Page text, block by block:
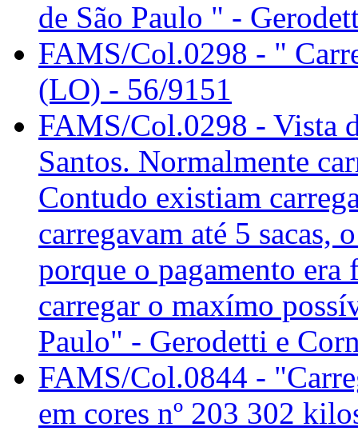
de São Paulo " -
FAMS/Col.0298 - "
(LO) - 56/9151
FAMS/Col.0298 - Vista
Santos. Normalmente
Contudo existiam
carregavam até 5 sacas,
porque o pagamento era
carregar o maxímo
Paulo" - Gerodetti e
FAMS/Col.0844 -
em cores nº 203 302